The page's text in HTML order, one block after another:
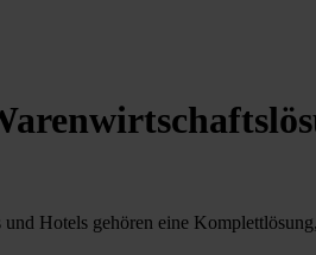
Hotels gehören eine